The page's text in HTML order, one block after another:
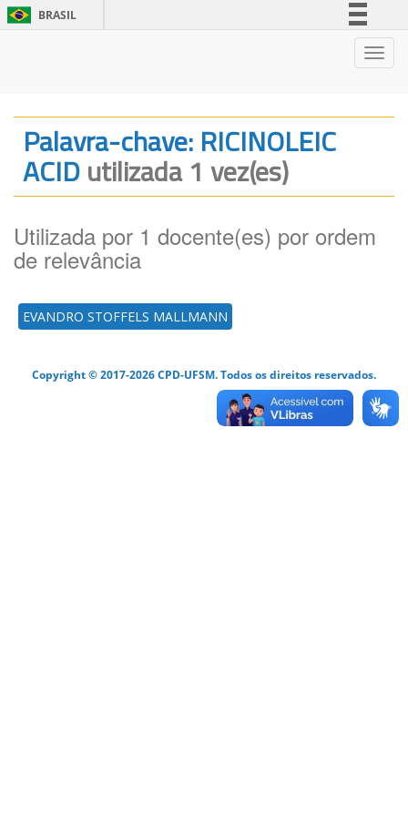
BRASIL
Legislação
Canais
Palavra-chave: RICINOLEIC
ACIDutilizada 1 vez(es)
Utilizada por 1 docente(es) por ordem
de relevância
EVANDRO STOFFELS MALLMANN
Copyright © 2017-2026 CPD-UFSM. Todos os direitos reservados.